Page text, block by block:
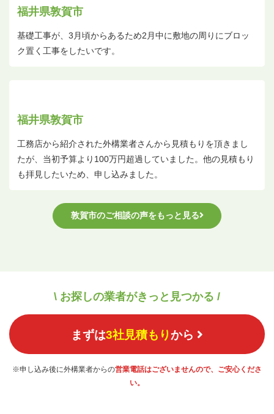
福井県敦賀市
基礎工事が、3月頃からあるため2月中に敷地の周りにブロッ
ク置く工事をしたいです。
福井県敦賀市
工務店から紹介された外構業者さんから見積もりを頂きまし
たが、当初予算より100万円超過していました。他の見積もり
も拝見したいため、申し込みました。
敦賀市のご相談の声をもっと見る
\ お探しの業者がきっと見つかる /
まずは3社見積もりから
※申し込み後に外構業者からの営業電話はございませんので、ご安心くださ
い。